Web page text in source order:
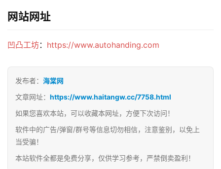
网站网址
凹凸工坊： https://www.autohanding.com
发布者： 海棠网
文章网址： https://www.haitangw.cc/7758.html
如果您喜欢本站，可以收藏本网址，方便下次访问！
软件中的广告/弹窗/群号等信息切勿相信，注意鉴别，以免上
当受骗！
本站软件全都是免费分享，仅供学习参考，严禁倒卖盈利！